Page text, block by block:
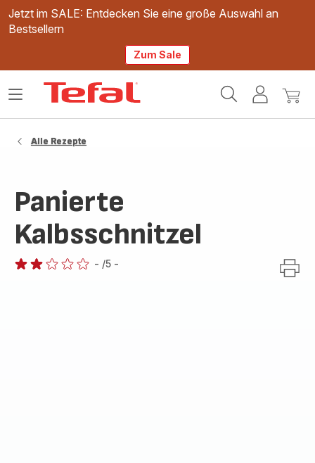
Jetzt im SALE: Entdecken Sie eine große Auswahl an
Bestsellern
Zum Sale
Mein
Mein
Das
Alle Rezepte
Panierte
Kalbsschnitzel
- /5 -